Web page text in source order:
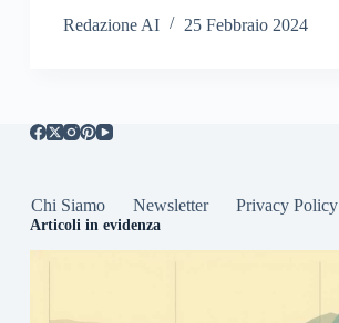
Redazione AI 25 Febbraio 2024
Chi Siamo Newsletter Privacy Policy
Articoli in evidenza